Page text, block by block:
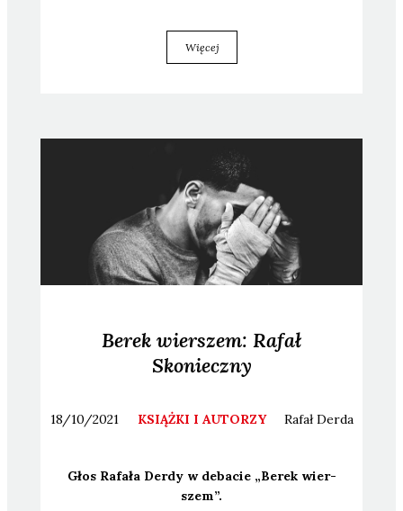
Więcej
Berek wierszem: Rafał
Skonieczny
18/10/2021 KSIĄŻKI I AUTORZY RafałDerda
Głos Rafa­ła Der­dy w deba­cie „Berek wier­
szem”.